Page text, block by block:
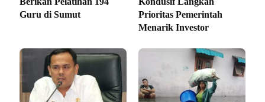
Guru di Sumut
Prioritas Pemerintah
Menarik Investor